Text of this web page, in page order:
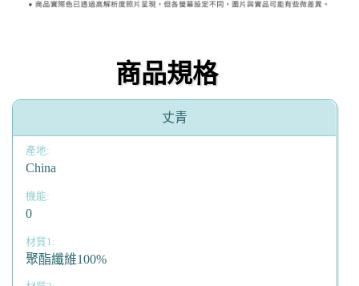
商品規格
丈青
China
0
聚酯纖維100%